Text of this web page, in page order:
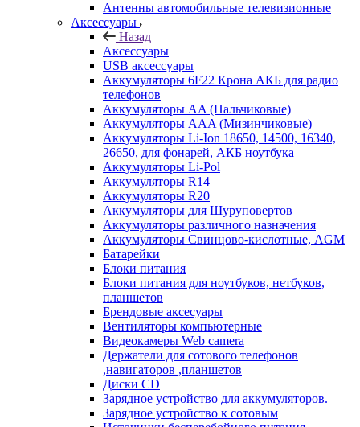
Антенны автомобильные телевизионные
Аксессуары
Назад
Аксессуары
USB аксессуары
Аккумуляторы 6F22 Крона АКБ для радио
телефонов
Аккумуляторы AA (Пальчиковые)
Аккумуляторы AAA (Мизинчиковые)
Аккумуляторы Li-Ion 18650, 14500, 16340,
26650, для фонарей, АКБ ноутбука
Аккумуляторы Li-Pol
Аккумуляторы R14
Аккумуляторы R20
Аккумуляторы для Шуруповертов
Аккумуляторы различного назначения
Аккумуляторы Свинцово-кислотные, AGM
Батарейки
Блоки питания
Блоки питания для ноутбуков, нетбуков,
планшетов
Брендовые аксесуары
Вентиляторы компьютерные
Видеокамеры Web camera
Держатели для сотового телефонов
,навигаторов ,планшетов
Диски CD
Зарядное устройство для аккумуляторов.
Зарядное устройство к сотовым